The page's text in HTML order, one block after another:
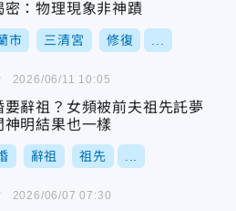
密：物理現象非神蹟
市 三清宮 修復
要辭祖？女頻被前夫祖先託夢
神明結果也一樣
辭祖 祖先
2026/06/11 10:05
2026/06/07 07:30